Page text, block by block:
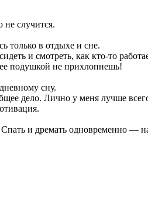
не случится.
только в отдыхе и сне.
и смотреть, как кто-то
ее подушкой не прихлопнешь!
сну.
дело. Лично у меня лучше всего
и дремать одновременно —